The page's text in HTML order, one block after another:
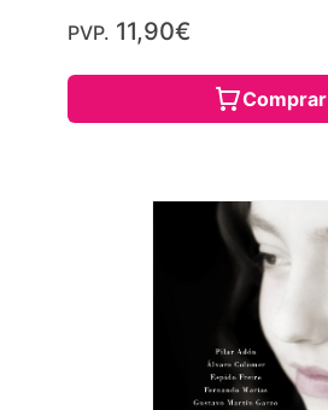
PVP. 11,90€
Comprar